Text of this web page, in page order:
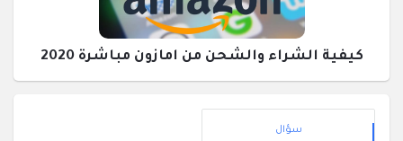
كيفية الشراء والشحن من امازون مباشرة 2020
القائمة
الجانبية
إحصائيات
سؤال